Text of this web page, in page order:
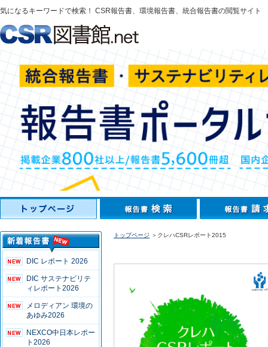
気になるキーワードで検索！ CSR報告書、環境報告書、統合報告書の閲覧サイト
DIC レポート 2026
DIC サステナビリテ
ィレポート2026
メロディアン 環境の
あゆみ2026
NEXCO中日本レポー
ト2026
トップページ ＞クレハCSRレポート2015